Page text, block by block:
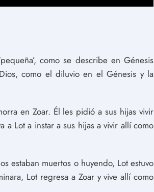
como se describe en Génesis
como el diluvio en el Génesis y la
en Zoar. Él les pidió a sus hijas vivir
a Lot a instar a sus hijas a vivir allí como
estaban muertos o huyendo, Lot estuvo
Lot regresa a Zoar y vive allí como